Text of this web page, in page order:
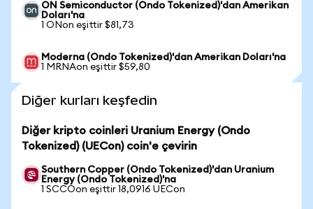
ON Semiconductor (Ondo Tokenized)'dan Amerikan
Doları'na
1 ONon eşittir $81,73
Moderna (Ondo Tokenized)'dan Amerikan Doları'na
1 MRNAon eşittir $59,80
Diğer kurları keşfedin
Diğer kripto coinleri Uranium Energy (Ondo
Tokenized) (UECon) coin'e çevirin
Southern Copper (Ondo Tokenized)'dan Uranium
Energy (Ondo Tokenized)'na
1 SCCOon eşittir 18,0916 UECon